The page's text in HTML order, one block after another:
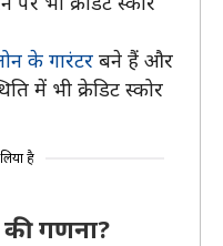
के गारंटर बने हैं और
में भी क्रेडिट स्कोर
है
की गणना?